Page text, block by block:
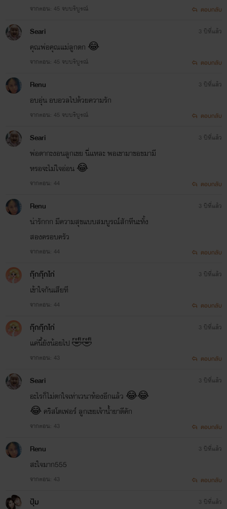
จากตอน: 45 จบบริบูรณ์ ตอบกลับ
Seari
คุณพ่อคุณแม่ลูกดก 😂
จากตอน: 45 จบบริบูรณ์
3 ปีที่แล้ว
ตอบกลับ
Renu
อบอุ่น อบอวลไปด้วยความรัก
จากตอน: 45 จบบริบูรณ์
3 ปีที่แล้ว
ตอบกลับ
Seari
พ่อตากะงอนลูกเขย นี่แหละ พอเขามาขอขมามี
หรอจะไม่ใจอ่อน 😂
จากตอน: 44
3 ปีที่แล้ว
ตอบกลับ
Renu
น่ารักกก มีความสุขแบบสมบูรณ์สักทีนะทั้ง
สองครอบครัว
จากตอน: 44
3 ปีที่แล้ว
ตอบกลับ
กุ๊กกุ๊กไก่
เข้าใจกันเสียที
จากตอน: 44
3 ปีที่แล้ว
ตอบกลับ
กุ๊กกุ๊กไก่
แค่นี้ยังน้อยไป 🤣🤣
จากตอน: 43
3 ปีที่แล้ว
ตอบกลับ
Seari
อะไรก็ไม่ตกใจเท่าเวนาท้องอีกแล้ว 😂😂
😂 คริสโตเฟอร์ ลูกเขยเจ้าน้ำยาดีคัก
จากตอน: 43
3 ปีที่แล้ว
ตอบกลับ
Renu
สะใจมาก555
จากตอน: 43
3 ปีที่แล้ว
ตอบกลับ
ปุ้ม 3 ปีที่แล้ว